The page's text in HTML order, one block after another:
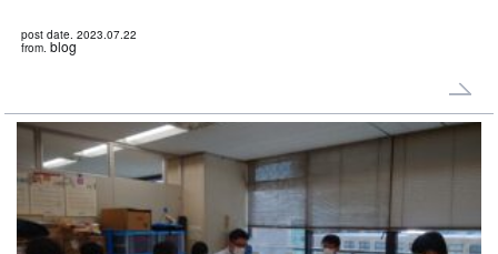
post date. 2023.07.22
from.blog